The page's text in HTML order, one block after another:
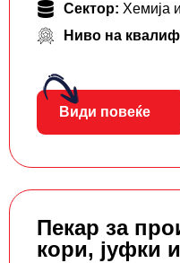
Сектор: Хемија
Ниво на
Види повеќе
Пекар за
кори, јуфки